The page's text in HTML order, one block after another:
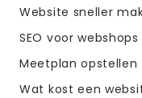
Website sneller
SEO voor webshops
Meetplan opstellen
Wat kost een